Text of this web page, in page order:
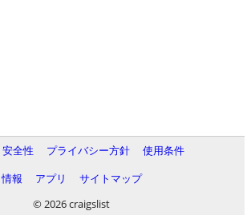
安全性 プライバシー方針
使用条件
情報
アプリ
サイトマップ
© 2026 craigslist